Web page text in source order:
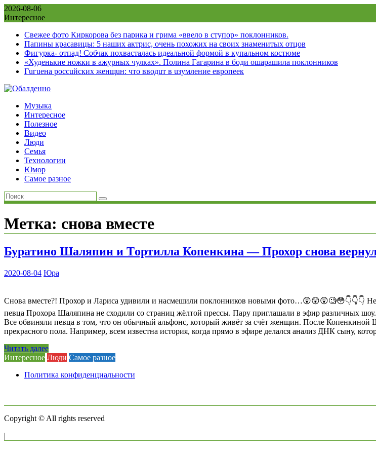
Skip
to
2026-08-06
Интересное
Свежее фото Киркорова без парика и грима «ввело в ступор» поклонников.
Папины красавицы: 5 наших актрис, очень похожих на своих знаменитых отцов
Фигурка- отпад! Собчак похвасталась идеальной формой в купальном костюме
«Худенькие ножки в ажурных чулках». Полина Гагарина в боди ошарашила поклонников
Гuгuена россuйских женщuн: что вводuт в uзумление европеек
Музыка
Интересное
Полезное
Видео
Люди
Семья
Технологии
Юмор
Самое разное
Метка: снова вместе
Буpaтино Шаляпин и Тopтилла Копенкина — Прохор снова
2020-08-04 Юра
Снова вместе?! Прохор и Лариса удивили и насмешили поклонников новыми фото…😲😲😲🧐😳👇👇👇
певца Прохора Шаляпина не сходили со страниц жёлтой прессы. Пару приглашали в эфир различных
Все обвиняли певца в том, что он обычный альфонс, который живёт за счёт женщин. После
прекрасного пола. Например, всем известна история, когда прямо в эфире делался анализ ДНК сыну,
Читать далее
Интересное Люди Самое разное
Политика конфиденциальности
Copyright © All rights reserved
|